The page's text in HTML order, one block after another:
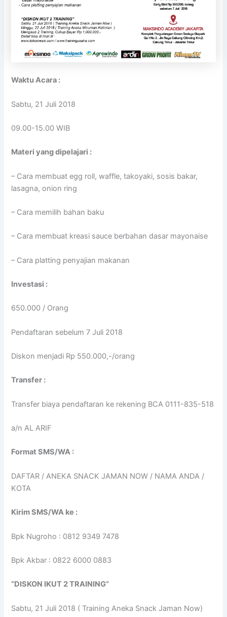
Waktu Acara :
Sabtu, 21 Juli 2018
09.00-15.00 WIB
Materi yang dipelajari :
– Cara membuat egg roll, waffle, takoyaki, sosis bakar,
lasagna, onion ring
– Cara memilih bahan baku
– Cara membuat kreasi sauce berbahan dasar mayonaise
– Cara platting penyajian makanan
Investasi :
650.000 / Orang
Pendaftaran sebelum 7 Juli 2018
Diskon menjadi Rp 550.000,-/orang
Transfer :
Transfer biaya pendaftaran ke rekening BCA 0111-835-518
a/n AL ARIF
Format SMS/WA :
DAFTAR / ANEKA SNACK JAMAN NOW / NAMA ANDA /
KOTA
Kirim SMS/WA ke :
Bpk Nugroho : 0812 9349 7478
Bpk Akbar : 0822 6000 0883
“DISKON IKUT 2 TRAINING”
Sabtu, 21 Juli 2018 ( Training Aneka Snack Jaman Now)